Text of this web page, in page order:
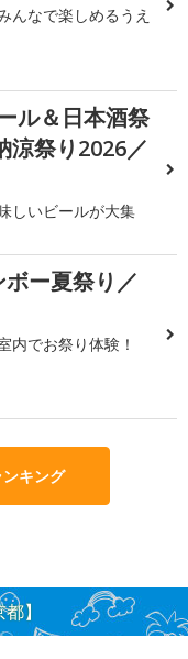
んなで楽しめるうえ
ル＆日本酒祭
涼祭り2026／
しいビールが大集
ー夏祭り／
内でお祭り体験！
キング
】